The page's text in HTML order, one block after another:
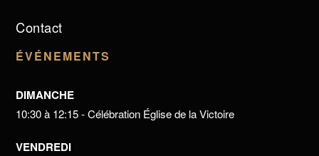
Contact
ÉVÉNEMENTS
DIMANCHE
10:30 à 12:15 - Célébration Église de la Victoire
VENDREDI